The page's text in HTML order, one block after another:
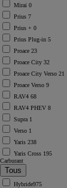
Mirai 0
Prius 7
Prius + 0
Prius Plug-in 5
Proace 23
Proace City 32
Proace City Verso 21
Proace Verso 9
RAV4 68
RAV4 PHEV 8
Supra 1
Verso 1
Yaris 238
Yaris Cross 195
Carburant
Hybride975